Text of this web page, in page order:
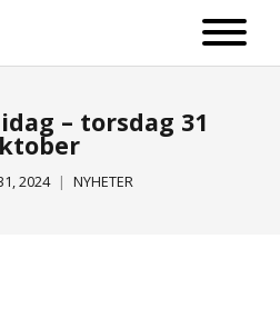
– torsdag 31
2024 NYHETER